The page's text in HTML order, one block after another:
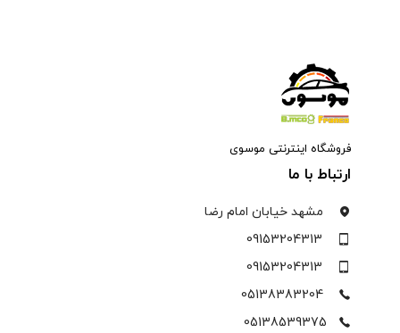
فروشگاه اینترنتی موسوی
ارتباط با ما
مشهد خیابان امام رضا
09153204313
09153204313
05138383204
05138539375